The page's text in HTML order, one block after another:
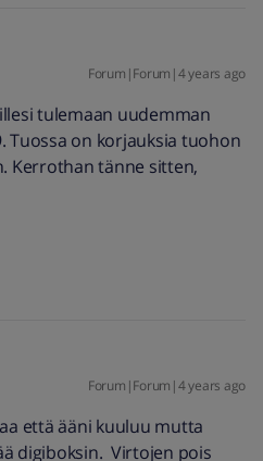
Forum|Forum|4 years ago
tulemaan uudemman
Tuossa on korjauksia tuohon
Kerrothan tänne sitten,
Forum|Forum|4 years ago
että ääni kuuluu mutta
digiboksin. Virtojen pois